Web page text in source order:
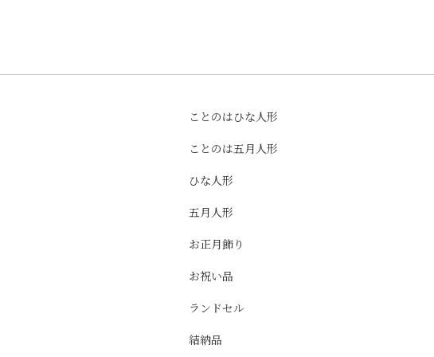
ことのはひな人形
ことのは五月人形
ひな人形
五月人形
お正月飾り
お祝い品
ランドセル
結納品